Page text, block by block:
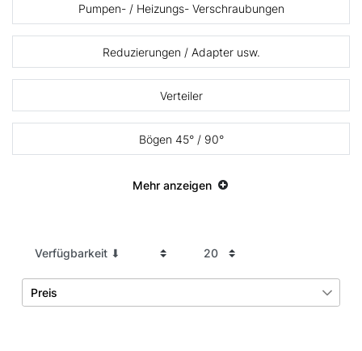
Pumpen- / Heizungs- Verschraubungen
Reduzierungen / Adapter usw.
Verteiler
Bögen 45° / 90°
Mehr anzeigen
Preis